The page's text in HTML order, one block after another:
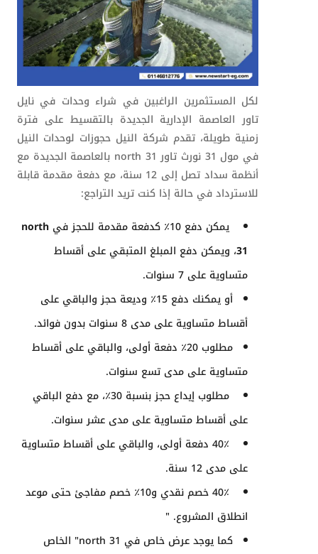
لكل المستثمرين الراغبين في شراء وحدات في نايل
تاور العاصمة الإدارية الجديدة بالتقسيط على فترة
زمنية طويلة، تقدم شركة النيل حجوزات لوحدات النيل
في مول 31 نورث تاور
north 31 بالعاصمة الجديدة مع
أنظمة سداد تصل إلى 12 سنة، مع دفعة مقدمة قابلة
للاسترداد في حالة إذا كنت تريد التراجع:
يمكن دفع 10٪ كدفعة مقدمة للحجز في
north
31، ويمكن دفع المبلغ المتبقي على أقساط
متساوية على 7 سنوات.
أو يمكنك دفع 15٪ وديعة حجز والباقي على
أقساط متساوية على مدى 8 سنوات بدون فوائد.
مطلوب 20٪ دفعة أولى، والباقي على أقساط
متساوية على مدى تسع سنوات.
مطلوب إيداع حجز بنسبة 30٪، مع دفع الباقي
على أقساط متساوية على مدى عشر سنوات.
40٪ دفعة أولى، والباقي على أقساط متساوية
على مدى 12 سنة.
40٪ خصم نقدي و10٪ خصم مفاجئ حتى موعد
انطلاق المشروع. "
كما يوجد عرض خاص في north 31" الخاص